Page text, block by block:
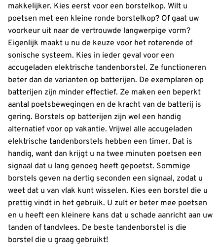
makkelijker. Kies eerst voor een borstelkop. Wilt u
poetsen met een kleine ronde borstelkop? Of gaat uw
voorkeur uit naar de vertrouwde langwerpige vorm?
Eigenlijk maakt u nu de keuze voor het roterende of
sonische systeem. Kies in ieder geval voor een
accugeladen elektrische tandenborstel. Ze functioneren
beter dan de varianten op batterijen. De exemplaren op
batterijen zijn minder effectief. Ze maken een beperkt
aantal poetsbewegingen en de kracht van de batterij is
gering. Borstels op batterijen zijn wel een handig
alternatief voor op vakantie. Vrijwel alle accugeladen
elektrische tandenborstels hebben een timer. Dat is
handig, want dan krijgt u na twee minuten poetsen een
signaal dat u lang genoeg heeft gepoetst. Sommige
borstels geven na dertig seconden een signaal, zodat u
weet dat u van vlak kunt wisselen. Kies een borstel die u
prettig vindt in het gebruik. U zult er beter mee poetsen
en u heeft een kleinere kans dat u schade aanricht aan uw
tanden of tandvlees. De beste tandenborstel is die
borstel die u graag gebruikt!